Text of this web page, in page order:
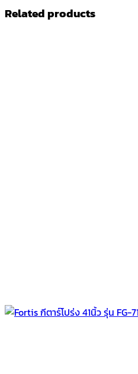
Related products